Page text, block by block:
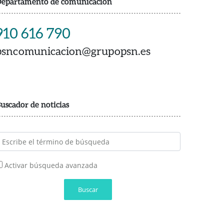
616 790
de noticias
Activar búsqueda avanzada
Buscar